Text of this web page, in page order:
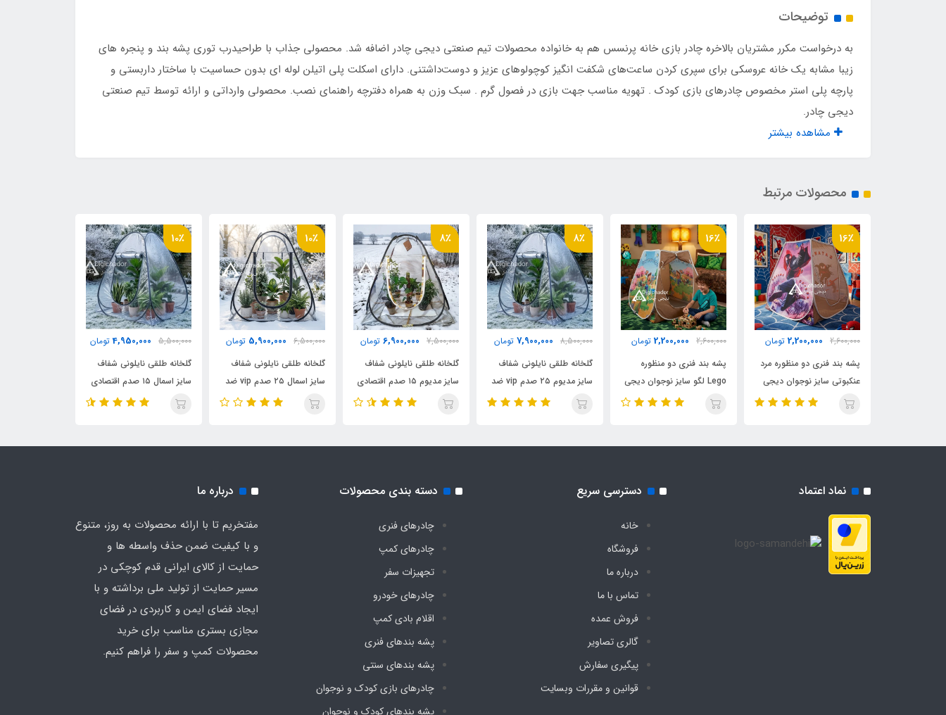
مناسب برای داخل منزل و فضای بیرون
درجه کارشناسی A plus
توضیحات
به درخواست مکرر مشتریان بالاخره چادر بازی خانه پرنسس هم به خانواده محصولات تیم صنعتی دیجی چادر اضافه شد. محصولی جذاب با طراحیدرب توری پشه بند و پنجره های
زیبا مشابه یک خانه عروسکی برای سپری کردن ساعت‌های شکفت انگیز کوچولوهای عزیز و دوست‌داشتنی. دارای اسکلت پلی اتیلن لوله ای بدون حساسیت با ساختار داربستی و
پارچه پلی استر مخصوص چادرهای بازی کودک . تهویه مناسب جهت بازی در فصول گرم . سبک وزن به همراه دفترچه راهنمای نصب. محصولی وارداتی و ارائه توسط تیم صنعتی
دیجی چادر.
مشاهده بیشتر
محصولات مرتبط
16٪
2,600,000
2,200,000 تومان
پشه بند فنری دو منظوره مرد
عنکبوتی سایز نوجوان دیجی
چادر
16٪
2,600,000
2,200,000 تومان
پشه بند فنری دو منظوره
Lego لگو سایز نوجوان دیجی
چادر
8٪
8,500,000
7,900,000 تومان
گلخانه طلقی نایلونی شفاف
سایز مدیوم ۲۵ صدم vip ضد
آب چادری فنری بدون کف
8٪
7,500,000
6,900,000 تومان
گلخانه طلقی نایلونی شفاف
سایز مدیوم ۱۵ صدم اقتصادی
ضد آب چادری فنری بدون
10٪
6,500,000
5,900,000 تومان
گلخانه طلقی نایلونی شفاف
سایز اسمال ۲۵ صدم vip ضد
آب چادری فنری بدون کف
10٪
5,500,000
4,950,000 تومان
گلخانه طلقی نایلونی شفاف
سایز اسمال ۱۵ صدم اقتصادی
ضد آب چادری فنری بدون
نماد اعتماد دسترسی سریع
خانه
فروشگاه
درباره ما
تماس با ما
فروش عمده
گالری تصاویر
پیگیری سفارش
قوانین و مقررات وبسایت
دسته بندی محصولات
چادرهای فنری
چادرهای کمپ
تجهیزات سفر
چادرهای خودرو
اقلام بادی کمپ
پشه‌ بندهای فنری
پشه‌ بندهای سنتی
چادرهای بازی کودک و نوجوان
پشه‌ بندهای کودک و نوجوان
درباره ما
مفتخریم تا با ارائه محصولات به روز، متنوع
و با کیفیت ضمن حذف واسطه ها و
حمایت از کالای ایرانی قدم کوچکی در
مسیر حمایت از تولید ملی برداشته و با
ایجاد فضای ایمن و کاربردی در فضای
مجازی بستری مناسب برای خرید
محصولات کمپ و سفر را فراهم کنیم.